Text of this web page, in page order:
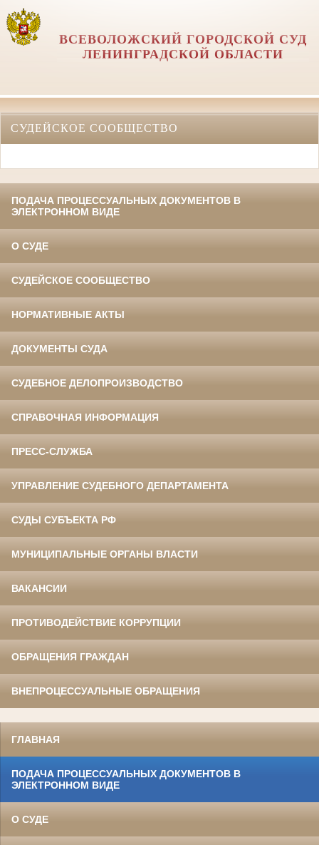
ВСЕВОЛОЖСКИЙ ГОРОДСКОЙ СУД
ЛЕНИНГРАДСКОЙ ОБЛАСТИ
СУДЕЙСКОЕ СООБЩЕСТВО
ПОДАЧА ПРОЦЕССУАЛЬНЫХ ДОКУМЕНТОВ В
ЭЛЕКТРОННОМ ВИДЕ
О СУДЕ
СУДЕЙСКОЕ СООБЩЕСТВО
НОРМАТИВНЫЕ АКТЫ
ДОКУМЕНТЫ СУДА
СУДЕБНОЕ ДЕЛОПРОИЗВОДСТВО
СПРАВОЧНАЯ ИНФОРМАЦИЯ
ПРЕСС-СЛУЖБА
УПРАВЛЕНИЕ СУДЕБНОГО ДЕПАРТАМЕНТА
СУДЫ СУБЪЕКТА РФ
МУНИЦИПАЛЬНЫЕ ОРГАНЫ ВЛАСТИ
ВАКАНСИИ
ПРОТИВОДЕЙСТВИЕ КОРРУПЦИИ
ОБРАЩЕНИЯ ГРАЖДАН
ВНЕПРОЦЕССУАЛЬНЫЕ ОБРАЩЕНИЯ
ГЛАВНАЯ
ПОДАЧА ПРОЦЕССУАЛЬНЫХ ДОКУМЕНТОВ В
ЭЛЕКТРОННОМ ВИДЕ
О СУДЕ